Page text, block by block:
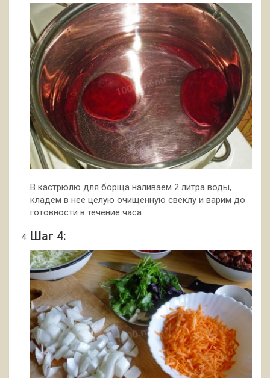
В кастрюлю для борща наливаем 2 литра воды,
кладем в нее целую очищенную свеклу и варим до
готовности в течение часа.
Шаг 4: